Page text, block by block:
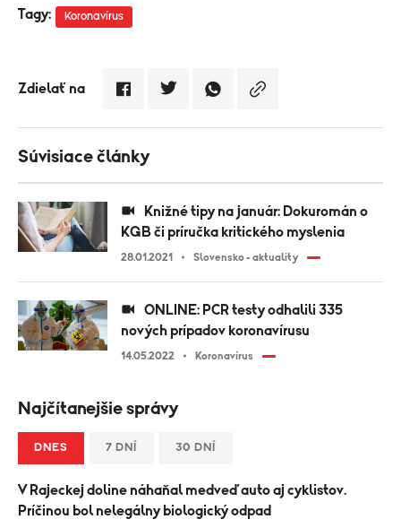
Tagy: Koronavírus
Zdielať na
Súvisiace články
KGB či príručka kritického myslenia
28.01.2021 Slovensko - aktuality
nových prípadov koronavírusu
14.05.2022 Koronavírus
Najčítanejšie správy
DNES 7 DNÍ 30 DNÍ
V Rajeckej doline náhaňal medveď auto aj cyklistov.
Príčinou bol nelegálny biologický odpad